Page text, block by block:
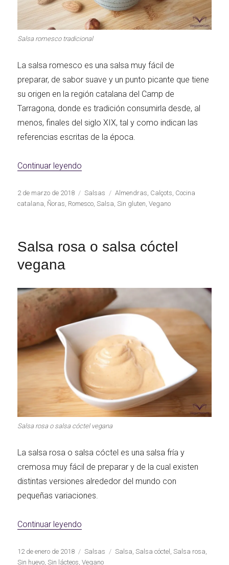
Salsa romesco tradicional
La salsa romesco es una salsa muy fácil de
preparar, de sabor suave y un punto picante que tiene
su origen en la región catalana del Camp de
Tarragona, donde es tradición consumirla desde, al
menos, finales del siglo XIX, tal y como indican las
referencias escritas de la época.
Continuar leyendo
Publicado
el
2 de marzo de 2018 Categorías
Salsas Etiquetas
Almendras Calçots Cocina
catalana Ñoras Romesco ,Salsa ,Sin gluten ,Vegano
Salsa rosa o salsa cóctel
vegana
Salsa rosa o salsa cóctel vegana
La salsa rosa o salsa cóctel es una salsa fría y
cremosa muy fácil de preparar y de la cual existen
distintas versiones alrededor del mundo con
pequeñas variaciones.
Continuar leyendo
Publicado
el
12 de enero de 2018 Categorías
Salsas Etiquetas
Salsa,Salsa cóctel ,Salsa rosa,
Sin huevo,Sin lácteos,Vegano